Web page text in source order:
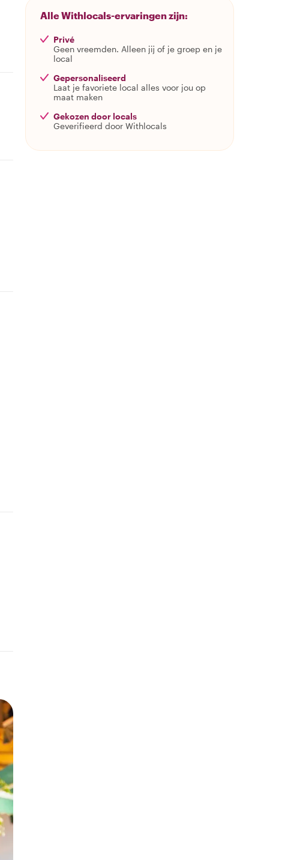
Alle Withlocals-ervaringen zijn:
Privé
Geen vreemden. Alleen jij of je groep en je
local
Gepersonaliseerd
Laat je favoriete local alles voor jou op
maat maken
Gekozen door locals
Geverifieerd door Withlocals